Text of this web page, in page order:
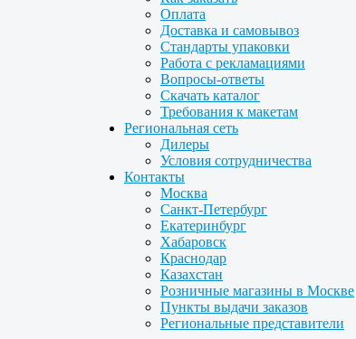
Оплата
Доставка и самовывоз
Стандарты упаковки
Работа с рекламациями
Вопросы-ответы
Скачать каталог
Требования к макетам
Региональная сеть
Дилеры
Условия сотрудничества
Контакты
Москва
Санкт-Петербург
Екатеринбург
Хабаровск
Краснодар
Казахстан
Розничные магазины в Москве
Пункты выдачи заказов
Региональные представители